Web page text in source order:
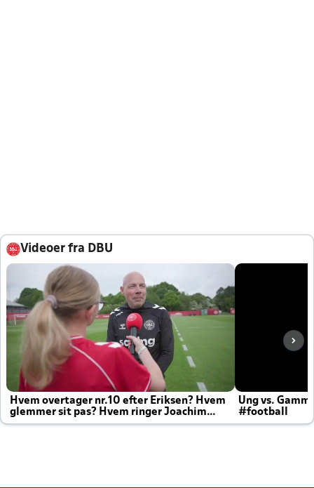
Videoer fra DBU
Hvem overtager nr.10 efter Eriksen? Hvem
glemmer sit pas? Hvem ringer Joachim
altid til efter kampe?
Ung vs.
#football